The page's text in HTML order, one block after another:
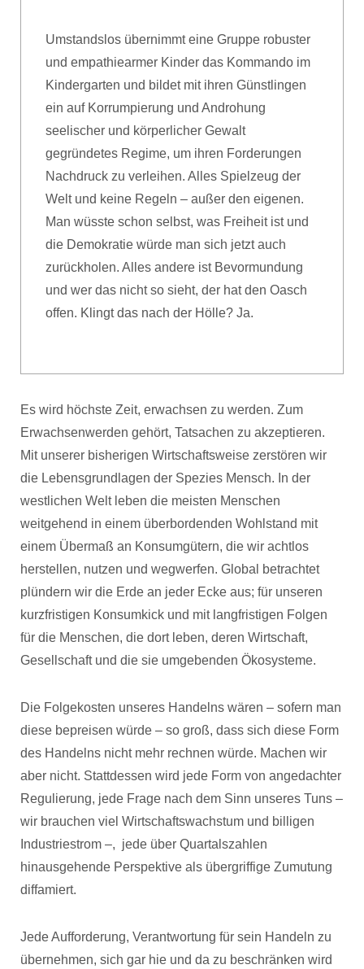
Umstandslos übernimmt eine Gruppe robuster
und empathiearmer Kinder das Kommando im
Kindergarten und bildet mit ihren Günstlingen
ein auf Korrumpierung und Androhung
seelischer und körperlicher Gewalt
gegründetes Regime, um ihren Forderungen
Nachdruck zu verleihen. Alles Spielzeug der
Welt und keine Regeln – außer den eigenen.
Man wüsste schon selbst, was Freiheit ist und
die Demokratie würde man sich jetzt auch
zurückholen. Alles andere ist Bevormundung
und wer das nicht so sieht, der hat den Oasch
offen. Klingt das nach der Hölle? Ja.
Es wird höchste Zeit, erwachsen zu werden. Zum
Erwachsenwerden gehört, Tatsachen zu akzeptieren.
Mit unserer bisherigen Wirtschaftsweise zerstören wir
die Lebensgrundlagen der Spezies Mensch. In der
westlichen Welt leben die meisten Menschen
weitgehend in einem überbordenden Wohlstand mit
einem Übermaß an Konsumgütern, die wir achtlos
herstellen, nutzen und wegwerfen. Global betrachtet
plündern wir die Erde an jeder Ecke aus; für unseren
kurzfristigen Konsumkick und mit langfristigen Folgen
für die Menschen, die dort leben, deren Wirtschaft,
Gesellschaft und die sie umgebenden Ökosysteme.
Die Folgekosten unseres Handelns wären – sofern man
diese bepreisen würde – so groß, dass sich diese Form
des Handelns nicht mehr rechnen würde. Machen wir
aber nicht. Stattdessen wird jede Form von angedachter
Regulierung, jede Frage nach dem Sinn unseres Tuns –
wir brauchen viel Wirtschaftswachstum und billigen
Industriestrom –, jede über Quartalszahlen
hinausgehende Perspektive als übergriffige Zumutung
diffamiert.
Jede Aufforderung, Verantwortung für sein Handeln zu
übernehmen, sich gar hie und da zu beschränken wird